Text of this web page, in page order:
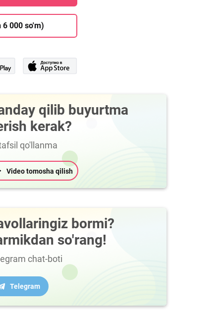
000 so'm)
qilib buyurtma
kerak?
qo'llanma
Video tomosha qilish
bormi?
so'rang!
chat-boti
Telegram